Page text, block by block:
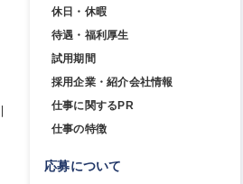
休日・休暇
待遇・福利厚生
試用期間
採用企業・紹介会社情報
仕事に関するPR
仕事の特徴
応募について